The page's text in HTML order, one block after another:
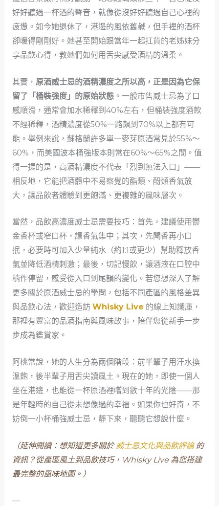
好好聽過一杯酒的聲音，就像從沒好好聽過自己心裡的
疲憊。如今她退休了，港邊的風依舊鹹，但手裡的酒杯
卻暖得剛剛好。她甚至開始跟當年一起扛貨的老姊妹分
享品飲心得，教她們如何用舌尖感受酒精的溫柔。
其實， 原酒威士忌的酒精濃度之所以高，正是因為它保
留了「桶裝強度」的原始狀態。一般市售威士忌為了口
感順滑，通常會加水稀釋到40%左右，但桶裝強度酒款
不經稀釋，酒精濃度從50%一路飆到70%以上都有可
能。舉例來說，蘇格蘭許多單一麥芽原酒常見於55%～
60%，而美國波本桶強版本則常在60%～65%之間。值
得一提的是，高酒精濃度不代表「烈到無法入口」——
相反地，它能把酒體中不易察覺的酯類、酚類香氣放
大，讓品飲者體驗到更飽滿、更複雜的風味層次。
當然，品飲高濃度威士忌需要技巧：首先，建議使用鬱
金香杯或窄口杯，讓香氣集中；其次，先聞香再小口
抿，必要時可加入少量純水（約1:1或更少）幫助釋放香
氣並降低酒精刺激；最後，切記慢飲，讓酒液在口腔中
稍作停留，感受從入口到尾韻的變化。若您想深入了解
更多關於原酒威士忌的學問，包括不同產區的風格差異
與品飲心法，歡迎造訪 Whisky Live 的線上知識庫，
那裡有豐富的品酒指南與風味故事，陪伴您從新手一步
步成為鑑賞家。
阿桃常說，她的人生分為兩個階段：前半輩子用汗水換
溫飽，後半輩子用舌尖讀風土。現在的她，即使一個人
坐在港邊，也能從一杯原酒裡嚐到數十年的光陰——那
是年輕時的自己從未想像過的幸福。如果你也好奇，不
妨倒一小杯桶強威士忌，靜下來，聽聽它想說什麼。
（延伸閱讀：想知道更多關於威士忌文化與品飲評論的
資訊？從產區風土到品飲技巧，Whisky Live 為您搭建
最完整的風味地圖。）
—